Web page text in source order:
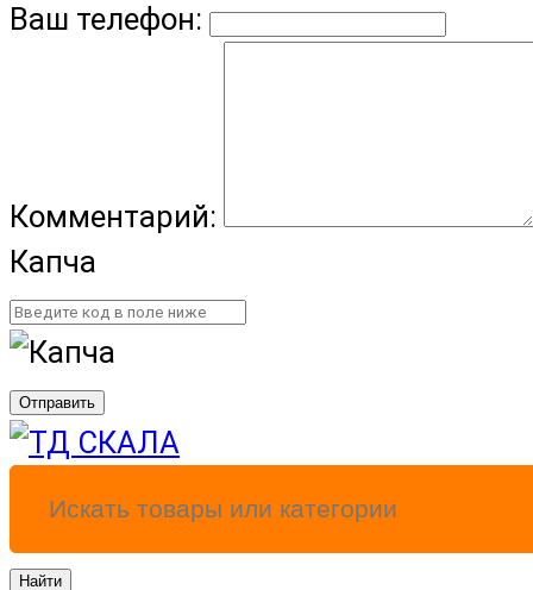
Ваш телефон:
Комментарий:
Капча
Отправить
Найти